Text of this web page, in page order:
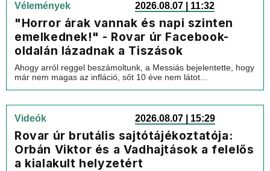
Vélemények 2026.08.07 | 11:32
"Horror árak vannak és napi szinten
emelkednek!" - Rovar úr Facebook-
oldalán lázadnak a Tiszások
Ahogy arról reggel beszámoltunk, a Messiás bejelentette, hogy
már nem magas az infláció, sőt 10 éve nem látot...
Videók 2026.08.07 | 15:29
Rovar úr brutális sajtótájékoztatója:
Orbán Viktor és a Vadhajtások a felelős
a kialakult helyzetért